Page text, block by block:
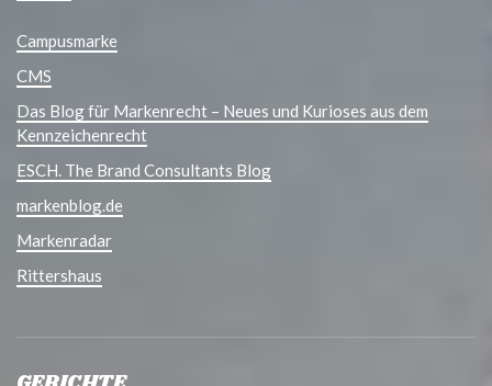
Campusmarke
CMS
Das Blog für Markenrecht – Neues und Kurioses aus dem
Kennzeichenrecht
ESCH. The Brand Consultants Blog
markenblog.de
Markenradar
Rittershaus